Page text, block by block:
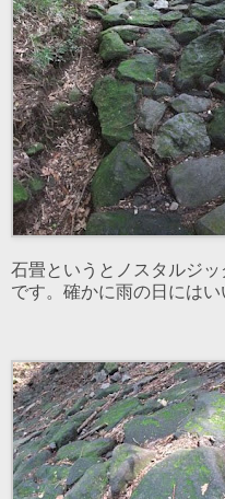
石畳というとノスタルジ
です。確かに雨の日には